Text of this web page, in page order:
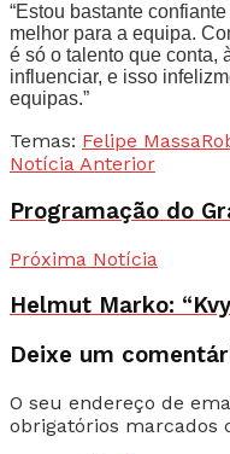
“Estou bastante
melhor para a equipa.
é só o talento que conta,
influenciar, e isso
equipas.”
Temas: Felipe Massa
Notícia Anterior
Programação do
Próxima Notícia
Helmut Marko:
Deixe um
O seu endereço de
obrigatórios marcados